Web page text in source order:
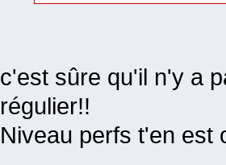
c'est sûre qu'il n'y a
régulier!!
Niveau perfs t'en est